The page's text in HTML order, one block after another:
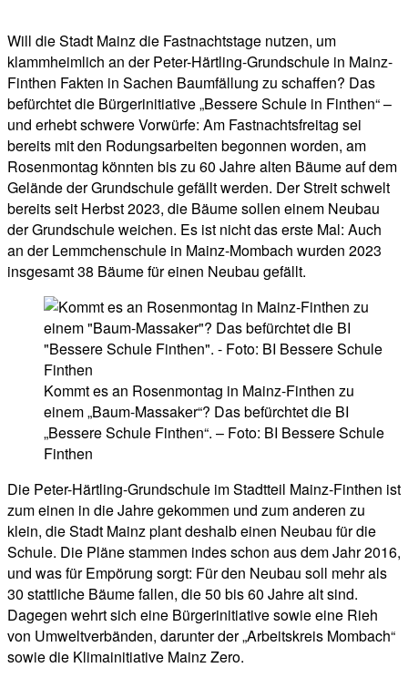
Will die Stadt Mainz die Fastnachtstage nutzen, um
klammheimlich an der Peter-Härtling-Grundschule in Mainz-
Finthen Fakten in Sachen Baumfällung zu schaffen? Das
befürchtet die Bürgerinitiative „Bessere Schule in Finthen“ –
und erhebt schwere Vorwürfe: Am Fastnachtsfreitag sei
bereits mit den Rodungsarbeiten begonnen worden, am
Rosenmontag könnten bis zu 60 Jahre alten Bäume auf dem
Gelände der Grundschule gefällt werden. Der Streit schwelt
bereits seit Herbst 2023, die Bäume sollen einem Neubau
der Grundschule weichen. Es ist nicht das erste Mal: Auch
an der Lemmchenschule in Mainz-Mombach wurden 2023
insgesamt 38 Bäume für einen Neubau gefällt.
Kommt es an Rosenmontag in Mainz-Finthen zu
einem „Baum-Massaker“? Das befürchtet die BI
„Bessere Schule Finthen“. – Foto: BI Bessere Schule
Finthen
Die Peter-Härtling-Grundschule im Stadtteil Mainz-Finthen ist
zum einen in die Jahre gekommen und zum anderen zu
klein, die Stadt Mainz plant deshalb einen Neubau für die
Schule. Die Pläne stammen indes schon aus dem Jahr 2016,
und was für Empörung sorgt: Für den Neubau soll mehr als
30 stattliche Bäume fallen, die 50 bis 60 Jahre alt sind.
Dagegen wehrt sich eine Bürgerinitiative sowie eine Rieh
von Umweltverbänden, darunter der „Arbeitskreis Mombach“
sowie die Klimainitiative Mainz Zero.